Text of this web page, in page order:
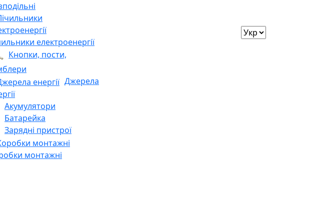
електроенергії
Кнопки, пости,
Джерела
Акумулятори
Батарейка
Зарядні пристрої
монтажні